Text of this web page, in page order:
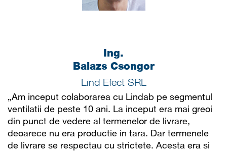
Ing.
Balazs Csongor
Lind Efect SRL
„Am inceput colaborarea cu Lindab pe segmentul
ventilatii de peste 10 ani. La inceput era mai greoi
din punct de vedere al termenelor de livrare,
deoarece nu era productie in tara. Dar termenele
de livrare se respectau cu strictete. Acesta era si